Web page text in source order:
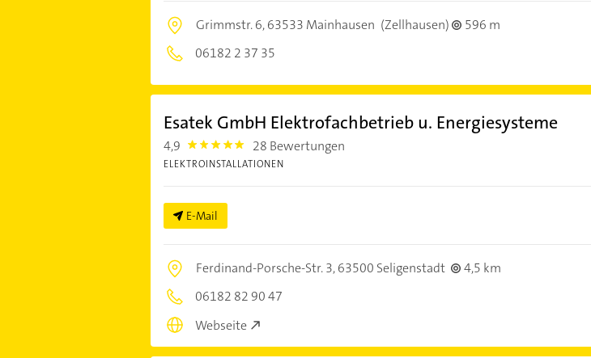
Grimmstr. 6,63533 Mainhausen (Zellhausen)
596 m
06182 2 37 35
Esatek GmbH Elektrofachbetrieb u. Energiesysteme
4,9 4.9 28 Bewertungen
ELEKTROINSTALLATIONEN
E-Mail
Ferdinand-Porsche-Str. 3,63500 Seligenstadt
4,5 km
06182 82 90 47
Webseite